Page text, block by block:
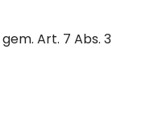
gem. Art. 7 Abs. 3